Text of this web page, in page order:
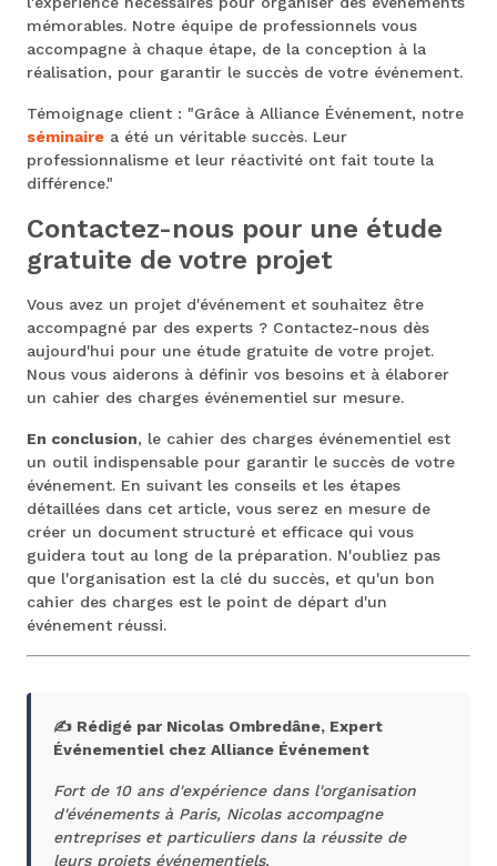
mémorables. Notre équipe de professionnels vous
accompagne à chaque étape, de la conception à la
réalisation, pour garantir le succès de votre événement.
Témoignage client : "Grâce à Alliance Événement, notre
séminaire a été un véritable succès. Leur
professionnalisme et leur réactivité ont fait toute la
différence."
Contactez-nous pour une étude
gratuite de votre projet
Vous avez un projet d'événement et souhaitez être
accompagné par des experts ? Contactez-nous dès
aujourd'hui pour une étude gratuite de votre projet.
Nous vous aiderons à définir vos besoins et à élaborer
un cahier des charges événementiel sur mesure.
En conclusion, le cahier des charges événementiel est
un outil indispensable pour garantir le succès de votre
événement. En suivant les conseils et les étapes
détaillées dans cet article, vous serez en mesure de
créer un document structuré et efficace qui vous
guidera tout au long de la préparation. N'oubliez pas
que l'organisation est la clé du succès, et qu'un bon
cahier des charges est le point de départ d'un
événement réussi.
✍️ Rédigé par Nicolas Ombredâne, Expert
Événementiel chez Alliance Événement
Fort de 10 ans d'expérience dans l'organisation
d'événements à Paris, Nicolas accompagne
entreprises et particuliers dans la réussite de
leurs projets événementiels.